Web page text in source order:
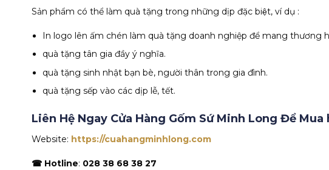
Sản phẩm có thể làm quà tặng trong những dịp đặc biệt, ví dụ :
In logo lên ấm chén làm quà tặng doanh nghiệp để mang thương
quà tặng tân gia đầy ý nghĩa.
quà tặng sinh nhật bạn bè, người thân trong gia đình.
quà tặng sếp vào các dịp lễ, tết.
Liên Hệ Ngay Cửa Hàng Gốm Sứ Minh Long Để Mua
Website: https://cuahangminhlong.com
☎ Hotline: 028 38 68 38 27